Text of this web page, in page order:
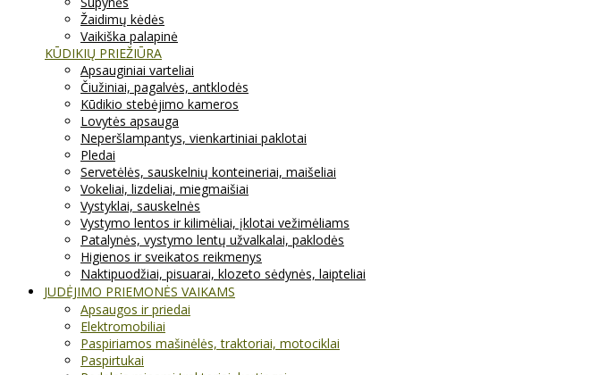
Žaidimų kėdės
Vaikiška palapinė
KŪDIKIŲ PRIEŽIŪRA
Apsauginiai varteliai
Čiužiniai, pagalvės, antklodės
Kūdikio stebėjimo kameros
Lovytės apsauga
Neperšlampantys, vienkartiniai paklotai
Pledai
Servetėlės, sauskelnių konteineriai, maišeliai
Vokeliai, lizdeliai, miegmaišiai
Vystyklai, sauskelnės
Vystymo lentos ir kilimėliai, įklotai vežimėliams
Patalynės, vystymo lentų užvalkalai, paklodės
Higienos ir sveikatos reikmenys
Naktipuodžiai, pisuarai, klozeto sėdynės, laipteliai
JUDĖJIMO PRIEMONĖS VAIKAMS
Apsaugos ir priedai
Elektromobiliai
Paspiriamos mašinėlės, traktoriai, motociklai
Paspirtukai